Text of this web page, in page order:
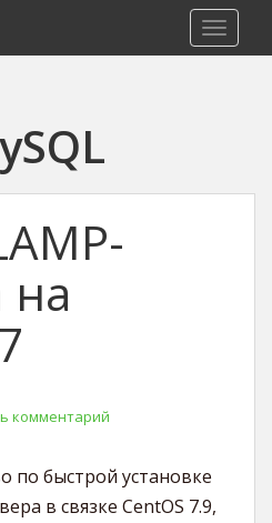
на
комментарий
по быстрой установке
в связке CentOS 7.9,